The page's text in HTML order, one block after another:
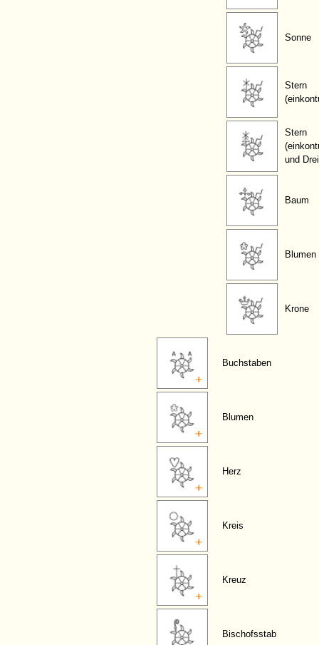
Sonne
Stern
Stern
und
Baum
Blumen
Krone
Buchstaben
Blumen
Herz
Kreis
Kreuz
Bischofsstab